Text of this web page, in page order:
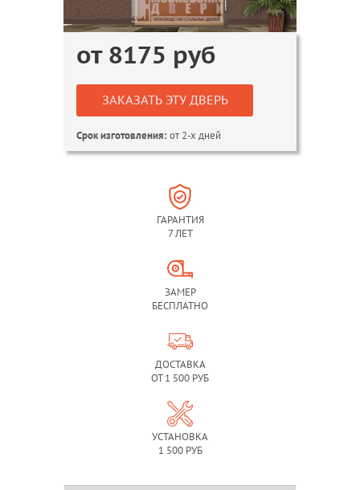
от 8175 руб
ЗАКАЗАТЬ ЭТУ ДВЕРЬ
Срок изготовления:от 2-х дней
ГАРАНТИЯ
7 ЛЕТ
ЗАМЕР
БЕСПЛАТНО
ДОСТАВКА
ОТ 1 500 РУБ
УСТАНОВКА
1 500 РУБ